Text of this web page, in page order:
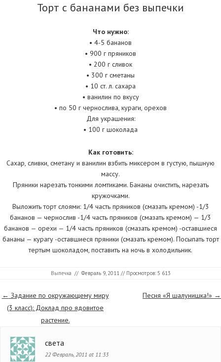
Торт с бананами без выпечки
Что нужно:
• 4-5 бананов
• 900 г пряников
• 200 г сливок
• 300 г сметаны
• 10 ст. л. сахара
• ванилин по вкусу
• по 50 г чернослива, кураги, орехов
Для украшения:
• 100 г шоколада
Как готовить:
Сахар, сливки, сметану и ванилин взбить миксером в густую, пышную
массу.
Пряники нарезать тонкими ломтиками. Бананы очистить, нарезать
кружочками.
Выложить торт слоями: 1/4 часть пряников (смазать кремом) -1/3
бананов — чернослив -1/4 часть пряников (смазать кремом) — 1/3
бананов — орехи — 1/4 часть пряников (смазать кремом) -оставшиеся
бананы — курагу -оставшиеся пряники (смазать кремом). Посыпать торт
тертым шоколадом, поставить на ночь в холодильник.
Выпечка // Февраль 9, 2011// Просмотров: 5 613
Страницы
← Задание по окружающему миру
(3 класс): Доклад про ядовитое
растение.
Песня «Я шалунишка!» →
света
22 Февраль, 2011 at 11:33